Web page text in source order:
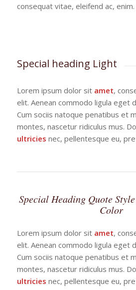
consequat vitae, eleifend ac, enim.
Special heading Light
Lorem ipsum dolor sit amet,
elit. Aenean commodo ligula eget
Cum sociis natoque penatibus et
montes, nascetur ridiculus mus.
ultricies nec, pellentesque eu,
Special Heading Quote
Color
Lorem ipsum dolor sit amet,
elit. Aenean commodo ligula eget
Cum sociis natoque penatibus et
montes, nascetur ridiculus mus.
ultricies nec, pellentesque eu,